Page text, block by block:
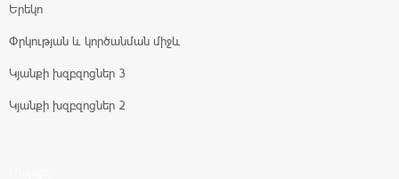
Երեկո
Փրկության և կործանման միջև
Կյանքի խզբզոցներ 3
Կյանքի խզբզոցներ 2